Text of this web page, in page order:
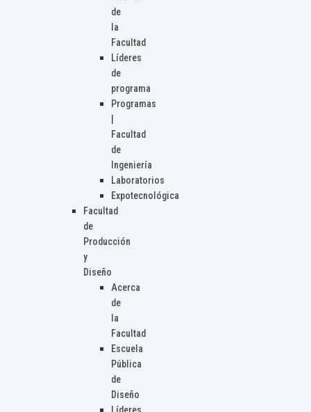
de
la
Facultad
Líderes
de
programa
Programas
Facultad
de
Ingeniería
Laboratorios
Expotecnológica
Facultad
de
Producción
y
Diseño
Acerca
de
la
Facultad
Escuela
Pública
de
Diseño